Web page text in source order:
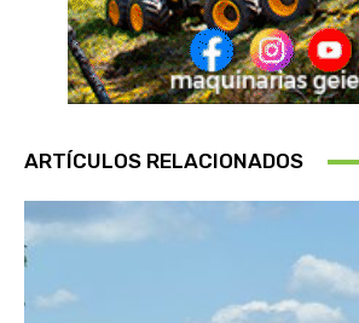
ARTÍCULOS RELACIONADOS